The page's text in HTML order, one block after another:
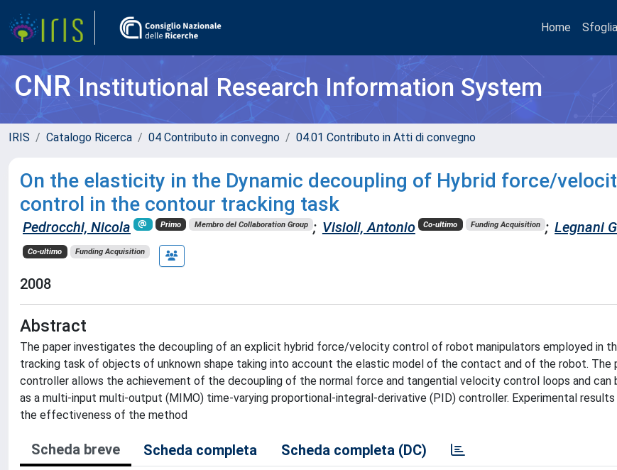
Home Sfoglia
CNRInstitutional Research Information System
IRIS Catalogo Ricerca 04 Contributo in convegno 04.01 Contributo in Atti di convegno
On the elasticity in the Dynamic decoupling of Hybrid force/
control in the contour tracking task
Pedrocchi, Nicola Primo Membro del Collaboration Group ; Visioli, Antonio Co-ultimo Funding Acquisition ; Legnani
Co-ultimo Funding Acquisition
2008
Abstract
The paper investigates the decoupling of an explicit hybrid force/velocity control of robot manipulators employed in
tracking task of objects of unknown shape taking into account the elastic model of the contact and of the robot. The
controller allows the achievement of the decoupling of the normal force and tangential velocity control loops and can
as a multi-input multi-output (MIMO) time-varying proportional-integral-derivative (PID) controller. Experimental
the effectiveness of the method
Scheda breve Scheda completa Scheda completa (DC)